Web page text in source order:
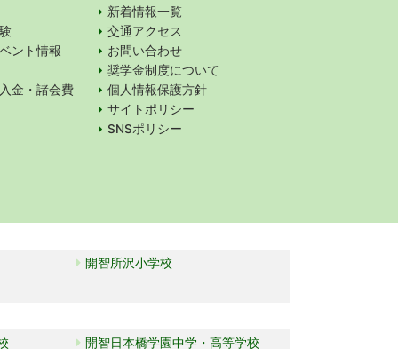
ント情報
金・諸会費
新着情報一覧
交通アクセス
お問い合わせ
奨学金制度について
個人情報保護方針
サイトポリシー
SNSポリシー
開智所沢小学校
開智日本橋学園中学・高等学校